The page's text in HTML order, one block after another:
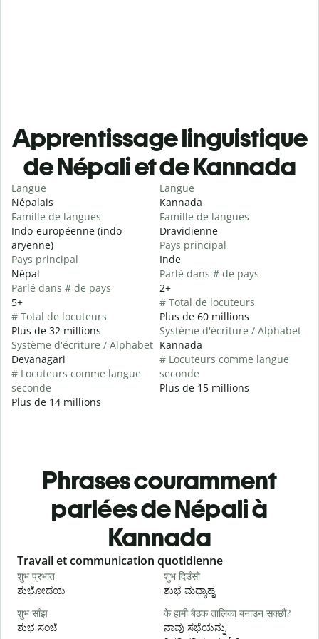
Apprentissage linguistique
de Népali et de Kannada
Langue
Népalais
Famille de langues
Indo-européenne (indo-
aryenne)
Pays principal
Népal
Parlé dans # de pays
5+
# Total de locuteurs
Plus de 32 millions
Système d'écriture / Alphabet
Devanagari
# Locuteurs comme langue
seconde
Plus de 14 millions
Langue
Kannada
Famille de langues
Dravidienne
Pays principal
Inde
Parlé dans # de pays
2+
# Total de locuteurs
Plus de 60 millions
Système d'écriture / Alphabet
Kannada
# Locuteurs comme langue
seconde
Plus de 15 millions
Phrases couramment
parlées de Népali à
Kannada
Slide 1 of 6
Travail et communication quotidienne
शुभ प्रभात
ಶುಭೋದಯ
शुभ दिउँसो
ಶುಭ ಮಧ್ಯಾಹ್ನ
शुभ साँझ
ಶುಭ ಸಂಜೆ
के हामी बैठक तालिका बनाउन सक्छौं?
ನಾವು ಸಭೆಯನ್ನು